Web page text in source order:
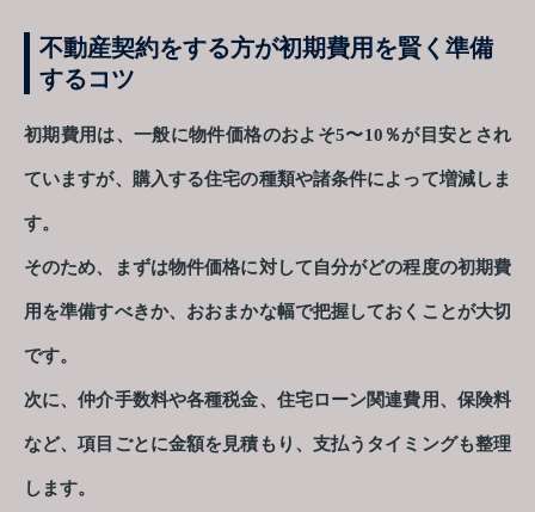
不動産契約をする方が初期費用を賢く準備
するコツ
初期費用は、一般に物件価格のおよそ5〜10％が目安とされ
ていますが、購入する住宅の種類や諸条件によって増減しま
す。
そのため、まずは物件価格に対して自分がどの程度の初期費
用を準備すべきか、おおまかな幅で把握しておくことが大切
です。
次に、仲介手数料や各種税金、住宅ローン関連費用、保険料
など、項目ごとに金額を見積もり、支払うタイミングも整理
します。